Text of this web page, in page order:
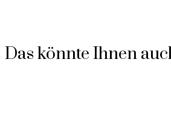
Das könnte Ihnen